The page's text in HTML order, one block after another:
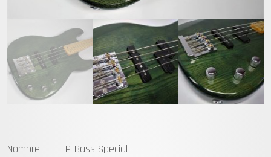
Nombre: P-Bass Special